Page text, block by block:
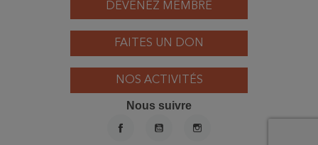
DEVENEZ MEMBRE
FAITES UN DON
NOS ACTIVITÉS
Nous suivre